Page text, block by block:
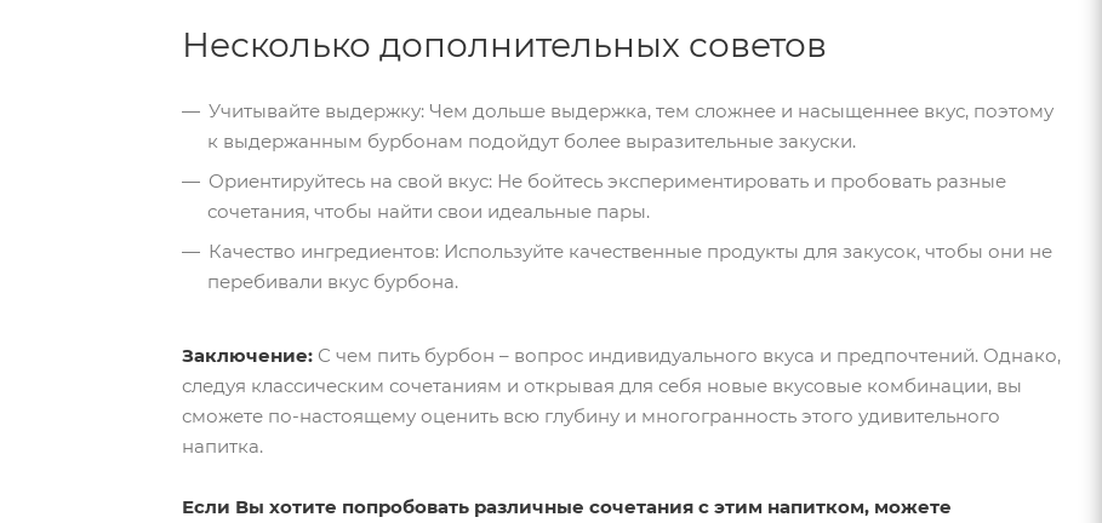
Несколько дополнительных советов
Учитывайте выдержку: Чем дольше выдержка, тем сложнее и насыщеннее вкус, поэтому
к выдержанным бурбонам подойдут более выразительные закуски.
Ориентируйтесь на свой вкус: Не бойтесь экспериментировать и пробовать разные
сочетания, чтобы найти свои идеальные пары.
Качество ингредиентов: Используйте качественные продукты для закусок, чтобы они не
перебивали вкус бурбона.
Заключение: С чем пить бурбон – вопрос индивидуального вкуса и предпочтений. Однако,
следуя классическим сочетаниям и открывая для себя новые вкусовые комбинации, вы
сможете по-настоящему оценить всю глубину и многогранность этого удивительного
напитка.
Если Вы хотите попробовать различные сочетания с этим напитком, можете